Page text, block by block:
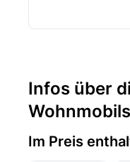
Infos über
Im Preis